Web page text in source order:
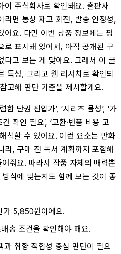
이 주식회사로 확인돼요. 출판사
라면 통상 재고 회전, 발송 안정성,
어요. 다만 이번 상품 정보에는 평
로 표시돼 있어서, 아직 공개된 구
다고 보는 게 맞아요. 그래서 이 글
특성, 그리고 웹 리서치로 확인되
고해 판단 기준을 제시할게요.
한 단권 진입가’, ‘시리즈 물성’, ‘가
확인 필요’, ‘교환·반품 비용 고
석할 수 있어요. 이런 요소는 만화
라, 구매 전 독서 계획까지 포함해
줘요. 따라서 작품 자체의 매력뿐
식에 맞는지도 함께 보는 것이 좋
가 5,850원이에요.
송 조건을 확인해야 해요.
과 취향 적합성 중심 판단이 필요